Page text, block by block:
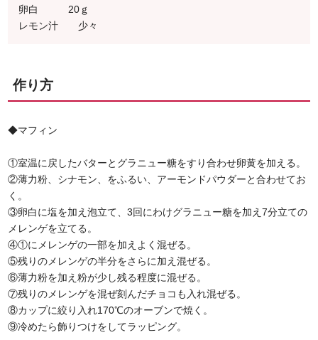
卵白 20ｇ
レモン汁 少々
作り方
◆マフィン
①室温に戻したバターとグラニュー糖をすり合わせ卵黄を加える。
②薄力粉、シナモン、をふるい、アーモンドパウダーと合わせてお
く。
③卵白に塩を加え泡立て、3回にわけグラニュー糖を加え7分立ての
メレンゲを立てる。
④①にメレンゲの一部を加えよく混ぜる。
⑤残りのメレンゲの半分をさらに加え混ぜる。
⑥薄力粉を加え粉が少し残る程度に混ぜる。
⑦残りのメレンゲを混ぜ刻んだチョコも入れ混ぜる。
⑧カップに絞り入れ170℃のオーブンで焼く。
⑨冷めたら飾りつけをしてラッピング。